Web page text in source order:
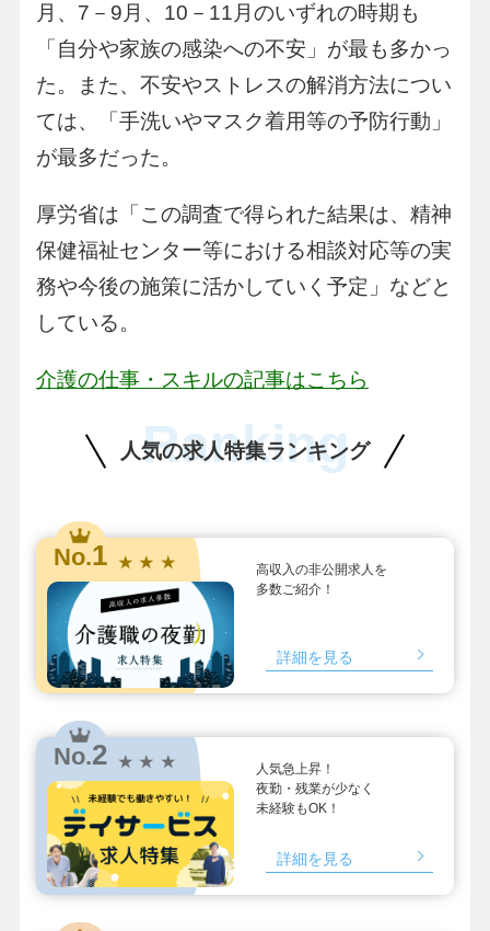
月、7－9月、10－11月のいずれの時期も
「自分や家族の感染への不安」が最も多かっ
た。また、不安やストレスの解消方法につい
ては、「手洗いやマスク着用等の予防行動」
が最多だった。
厚労省は「この調査で得られた結果は、精神
保健福祉センター等における相談対応等の実
務や今後の施策に活かしていく予定」などと
している。
介護の仕事・スキルの記事はこちら
人気の求人特集ランキング
Ranking
No.1 ★ ★ ★
高収入の非公開求人を
多数ご紹介！
詳細を見る
No.2 ★ ★ ★
人気急上昇！
夜勤・残業が少なく
未経験もOK！
詳細を見る